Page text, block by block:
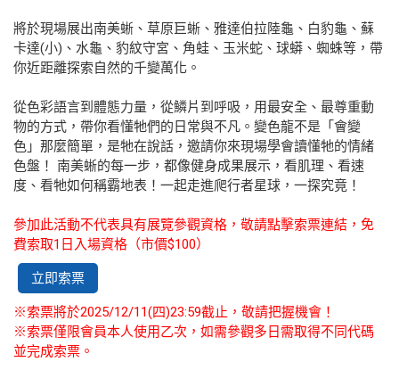
將於現場展出南美蜥、草原巨蜥、雅達伯拉陸龜、白豹龜、蘇
卡達(小)、水龜、豹紋守宮、角蛙、玉米蛇、球蟒、蜘蛛等，帶
你近距離探索自然的千變萬化。
從色彩語言到體態力量，從鱗片到呼吸，用最安全、最尊重動
物的方式，帶你看懂牠們的日常與不凡。變色龍不是「會變
色」那麼簡單，是牠在說話，邀請你來現場學會讀懂牠的情緒
色盤！ 南美蜥的每一步，都像健身成果展示，看肌理、看速
度、看牠如何稱霸地表！一起走進爬行者星球，一探究竟！
參加此活動不代表具有展覽參觀資格，敬請點擊索票連結，免
費索取1日入場資格（市價$100）
立即索票
※索票將於2025/12/11(四)23:59截止，敬請把握機會！
※索票僅限會員本人使用乙次，如需參觀多日需取得不同代碼
並完成索票。